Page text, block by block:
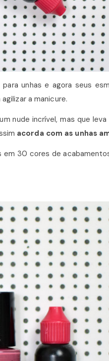
unhas e agora seus
agilizar a manicure.
nude incrível, mas que leva
acorda com as unhas
em 30 cores de